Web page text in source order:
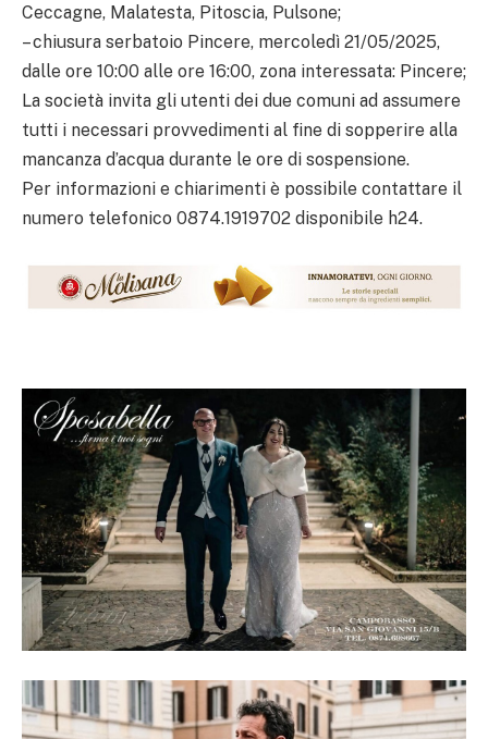
Ceccagne, Malatesta, Pitoscia, Pulsone;
– chiusura serbatoio Pincere, mercoledì 21/05/2025,
dalle ore 10:00 alle ore 16:00, zona interessata: Pincere;
La società invita gli utenti dei due comuni ad assumere
tutti i necessari provvedimenti al fine di sopperire alla
mancanza d’acqua durante le ore di sospensione.
Per informazioni e chiarimenti è possibile contattare il
numero telefonico 0874.1919702 disponibile h24.